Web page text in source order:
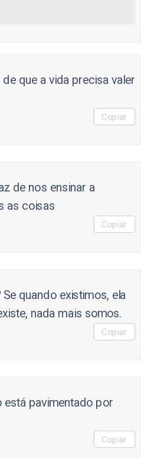
que a vida precisa valer
Copiar
de nos ensinar a
as coisas
Copiar
quando existimos, ela
nada mais somos.
Copiar
está pavimentado por
Copiar